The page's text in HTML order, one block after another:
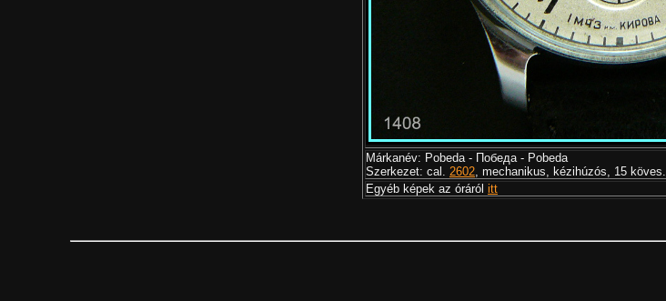
Márkanév: Pobeda - Победа - Pobeda
Szerkezet: cal. 2602, mechanikus, kézihúzós, 15 köves.
Egyéb képek az óráról itt